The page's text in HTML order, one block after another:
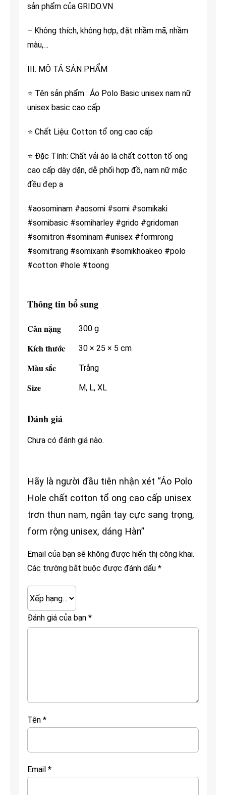
sản phẩm của GRIDO.VN
– Không thích, không hợp, đặt nhầm mã, nhầm
màu,…
III. MÔ TẢ SẢN PHẨM
⭐ Tên sản phẩm : Áo Polo Basic unisex nam nữ
unisex basic cao cấp
⭐ Chất Liệu: Cotton tổ ong cao cấp
⭐ Đặc Tính: Chất vải áo là chất cotton tổ ong
cao cấp dày dặn, dễ phối hợp đồ, nam nữ mặc
đều đẹp ạ
#aosominam #aosomi #somi #somikaki
#somibasic #somiharley #grido #gridoman
#somitron #sominam #unisex #formrong
#somitrang #somixanh #somikhoakeo #polo
#cotton #hole #toong
Thông tin bổ sung
Cân nặng 300 g
Kích thước 30 × 25 × 5 cm
Màu sắc Trắng
Size M, L, XL
Đánh giá
Chưa có đánh giá nào.
Hãy là người đầu tiên nhận xét “Áo Polo
Hole chất cotton tổ ong cao cấp unisex
trơn thun nam, ngắn tay cực sang trọng,
form rộng unisex, dáng Hàn”
Email của bạn sẽ không được hiển thị công khai.
Các trường bắt buộc được đánh dấu *
Đánh giá của bạn *
Tên *
Email *